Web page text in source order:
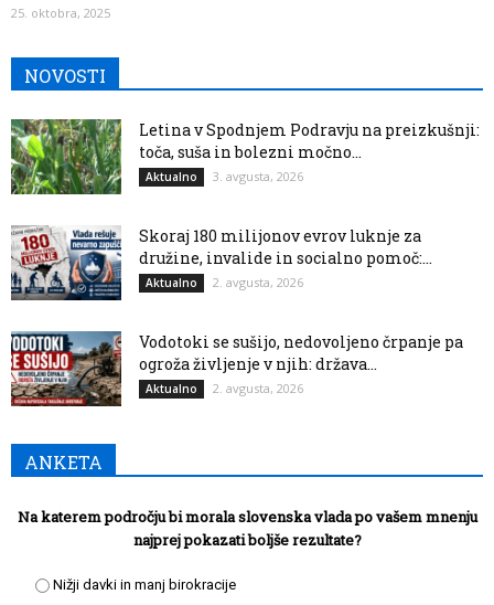
25. oktobra, 2025
NOVOSTI
Letina v Spodnjem Podravju na preizkušnji:
toča, suša in bolezni močno...
Aktualno 3. avgusta, 2026
Skoraj 180 milijonov evrov luknje za
družine, invalide in socialno pomoč:...
Aktualno 2. avgusta, 2026
Vodotoki se sušijo, nedovoljeno črpanje pa
ogroža življenje v njih: država...
Aktualno 2. avgusta, 2026
ANKETA
Na katerem področju bi morala slovenska vlada po vašem mnenju
najprej pokazati boljše rezultate?
Nižji davki in manj birokracije